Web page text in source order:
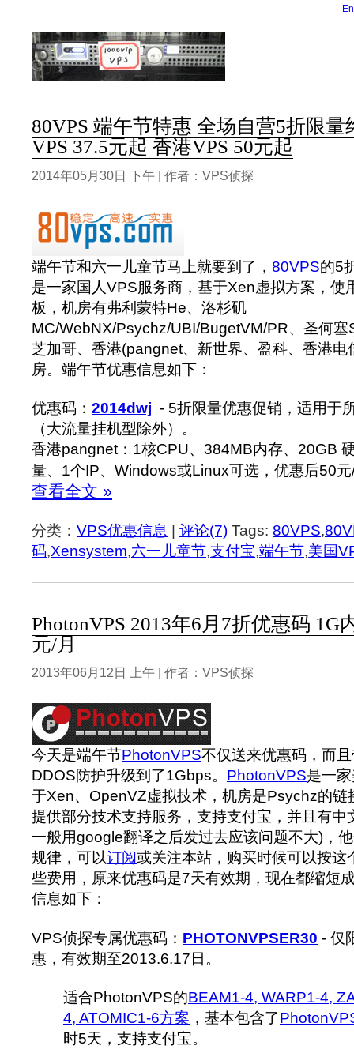
80VPS 端午节特惠 全场自营5折限量
VPS 37.5元起 香港VPS 50元起
2014年05月30日 下午 | 作者：VPS侦探
端午节和六一儿童节马上就要到了， 80VPS的5
是一家国人VPS服务商，基于Xen虚拟方案，使
板，机房有弗利蒙特He、洛杉矶
MC/WebNX/Psychz/UBI/BugetVM/PR、圣何塞
芝加哥、香港(pangnet、新世界、盈科、香港电
房。端午节优惠信息如下：
优惠码： 2014dwj - 5折限量优惠促销，适用于
（大流量挂机型除外）。
香港pangnet：1核CPU、384MB内存、20GB
量、1个IP、Windows或Linux可选，优惠后50
查看全文 »
分类： VPS优惠信息 | 评论(7) Tags: 80VPS,
码,Xensystem,六一儿童节,支付宝,端午节,美国
PhotonVPS 2013年6月7折优惠码 1G
元/月
2013年06月12日 上午 | 作者：VPS侦探
今天是端午节PhotonVPS不仅送来优惠码，而
DDOS防护升级到了1Gbps。 PhotonVPS是一
于Xen、OpenVZ虚拟技术，机房是Psychz的链
提供部分技术支持服务，支持支付宝，并且有中
一般用google翻译之后发过去应该问题不大)，
规律，可以订阅或关注本站，购买时候可以按这
些费用，原来优惠码是7天有效期，现在都缩短
信息如下：
VPS侦探专属优惠码： PHOTONVPSER30 - 仅
惠，有效期至2013.6.17日。
适合PhotonVPS的BEAM1-4, WARP1-4,
4, ATOMIC1-6方案 ，基本包含了
时5天，支持支付宝。